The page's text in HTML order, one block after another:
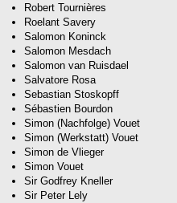
Robert Tournières
Roelant Savery
Salomon Koninck
Salomon Mesdach
Salomon van Ruisdael
Salvatore Rosa
Sebastian Stoskopff
Sébastien Bourdon
Simon (Nachfolge) Vouet
Simon (Werkstatt) Vouet
Simon de Vlieger
Simon Vouet
Sir Godfrey Kneller
Sir Peter Lely